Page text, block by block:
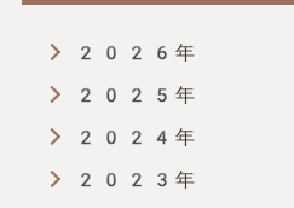
2026年
2025年
2024年
2023年